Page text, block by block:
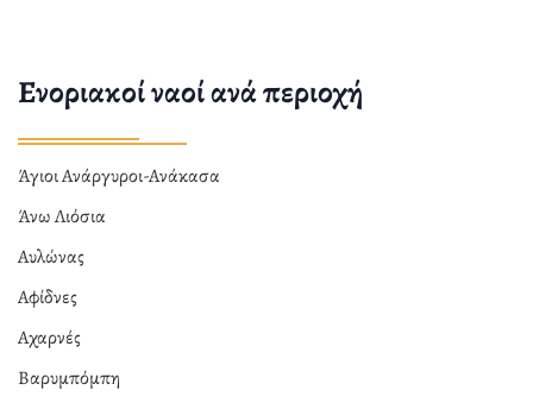
Ενοριακοί ναοί ανά περιοχή
Άγιοι Ανάργυροι-Ανάκασα
Άνω Λιόσια
Αυλώνας
Αφίδνες
Αχαρνές
Βαρυμπόμπη